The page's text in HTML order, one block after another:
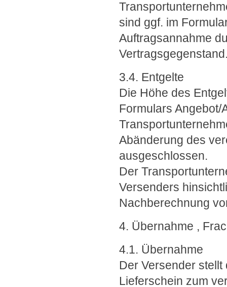
sind ggf. im
Auftragsannahme
3.4. Entgelte
Die Höhe des
Formulars Angebot/
Abänderung des
ausgeschlossen.
Der
Versenders
Nachberechnung
4. Übernahme ,
4.1. Übernahme
Der Versender
Lieferschein zum